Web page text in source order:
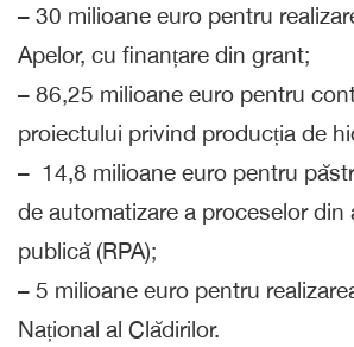
– 30 milioane euro pentru
Apelor, cu finanțare din grant;
– 86,25 milioane euro pentru
proiectului privind producția de
– 14,8 milioane euro pentru
de automatizare a proceselor din
publică (RPA);
– 5 milioane euro pentru
Național al Clădirilor.